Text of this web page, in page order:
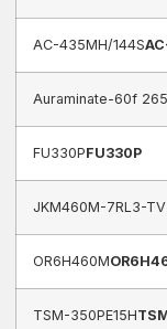
AC-435MH/144S
Auraminate-60f
FU330PFU330P
JKM460M-7RL3-TV
OR6H460M
TSM-350PE15H